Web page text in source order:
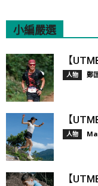
小編嚴選
【
人物 鄭
【
人物
【